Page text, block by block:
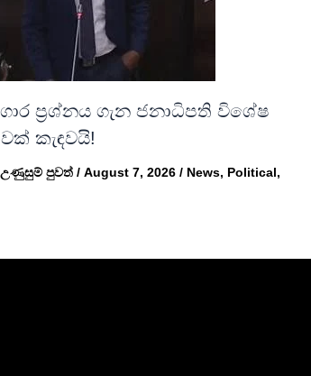
ප්‍රශ්නය ගැන ජනාධිපති විශේෂ
කැඳවයි!
උණුසුම් පුවත් /August 7, 2026/ News, Political,